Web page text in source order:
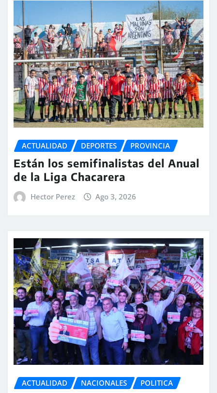
ACTUALIDAD DEPORTES PROVINCIA
Están los semifinalistas del Anual
de la Liga Chacarera
Hector Perez Ago 3, 2026
ACTUALIDAD NACIONALES POLITICA